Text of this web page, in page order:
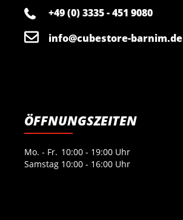
+49 (0) 3335 - 451 9080
info@cubestore-barnim.de
ÖFFNUNGSZEITEN
Mo. - Fr. 10:00 - 19:00 Uhr
Samstag 10:00 - 16:00 Uhr